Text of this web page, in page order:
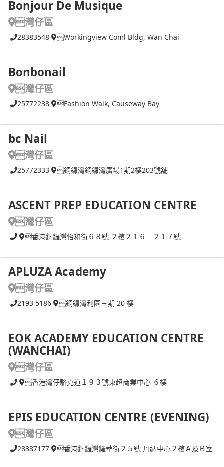
Bonjour De Musique
灣仔區
28383548 Workingview Coml Bldg, Wan Chai
Bonbonail
灣仔區
25772238 Fashion Walk, Causeway Bay
bc Nail
灣仔區
25772333 銅鑼灣銅鑼灣廣場1期2樓203號舖
ASCENT PREP EDUCATION CENTRE
灣仔區
香港銅鑼灣怡和街６８號 ２樓２１６－２１７號
APLUZA Academy
灣仔區
2193 5186 銅鑼灣利園三期 20 樓
EOK ACADEMY EDUCATION CENTRE
(WANCHAI)
灣仔區
香港灣仔駱克道１９３號東超商業中心 ６樓
EPIS EDUCATION CENTRE (EVENING)
灣仔區
28387177 香港銅鑼灣耀華街２５號 丹納中心２樓Ａ及Ｂ室